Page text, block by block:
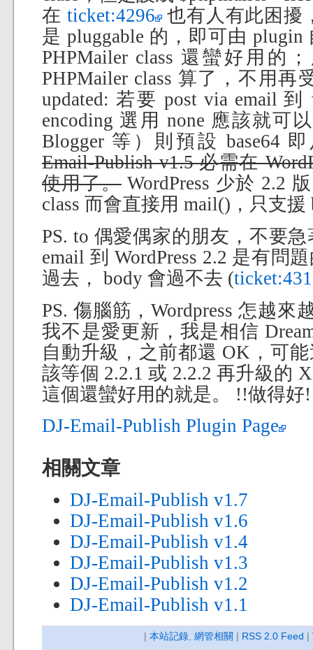
在 ticket:4296 也有人有此困擾
是 pluggable 的，即可由
PHPMailer class 還蠻好用的
PHPMailer class 算了，不用再
updated: 若要 post via email 到
encoding 選用 none 應該就可
Blogger 等）則預設 base64
Email-Publish v1.5 必需在
使用了。WordPress 少於 2.2
class 而會直接用 mail()，只支援
PS. to 偶愛偶家的朋友，不要
email 到 WordPress 2.2 是有問
過去， body 會過不去 (
PS. 傷腦筋，Wordpress 怎越
我不是愛更新，我是相信
自動升級，之前都還 OK，可
該等個 2.2.1 或 2.2.2 再升級的
這個還蠻好用的就是。 !!做得好
DJ-Email-Publish Plugin Page
相關文章
DJ-Email-Publish v1.7
DJ-Email-Publish v1.6
DJ-Email-Publish v1.4
DJ-Email-Publish v1.3
DJ-Email-Publish v1.2
DJ-Email-Publish v1.1
| 本站記錄, 網管相關 | RSS 2.0 Feed |